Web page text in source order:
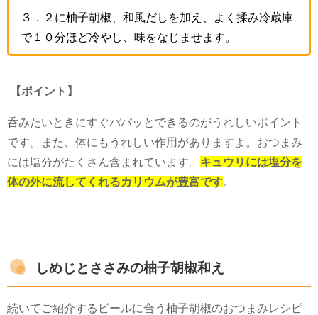
３．２に柚子胡椒、和風だしを加え、よく揉み冷蔵庫
で１０分ほど冷やし、味をなじませます。
【ポイント】
呑みたいときにすぐパパッとできるのがうれしいポイント
です。また、体にもうれしい作用がありますよ。おつまみ
には塩分がたくさん含まれています。 キュウリには塩分を
体の外に流してくれるカリウムが豊富です
しめじとささみの柚子胡椒和え
続いてご紹介するビールに合う柚子胡椒のおつまみレシピ